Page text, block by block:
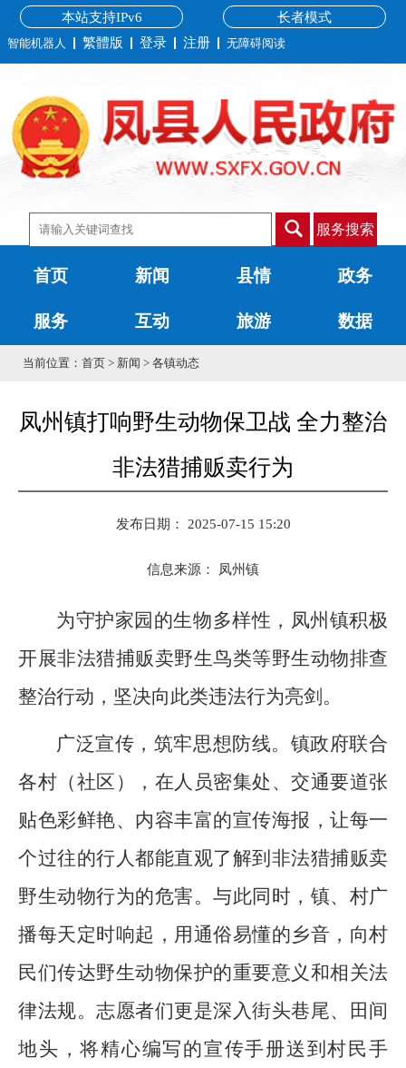
长者模式
本站支持IPv6
智能机器人 繁體版 登录 注册 无障碍阅读
服务搜索
首页 新闻 县情 政务
服务 互动 旅游 数据
当前位置： 首页 > 新闻 > 各镇动态
凤州镇打响野生动物保卫战 全力整治
非法猎捕贩卖行为
发布日期： 2025-07-15 15:20
信息来源： 凤州镇
为守护家园的生物多样性，凤州镇积极
开展非法猎捕贩卖野生鸟类等野生动物排查
整治行动，坚决向此类违法行为亮剑。
广泛宣传，筑牢思想防线。镇政府联合
各村（社区），在人员密集处、交通要道张
贴色彩鲜艳、内容丰富的宣传海报，让每一
个过往的行人都能直观了解到非法猎捕贩卖
野生动物行为的危害。与此同时，镇、村广
播每天定时响起，用通俗易懂的乡音，向村
民们传达野生动物保护的重要意义和相关法
律法规。志愿者们更是深入街头巷尾、田间
地头，将精心编写的宣传手册送到村民手